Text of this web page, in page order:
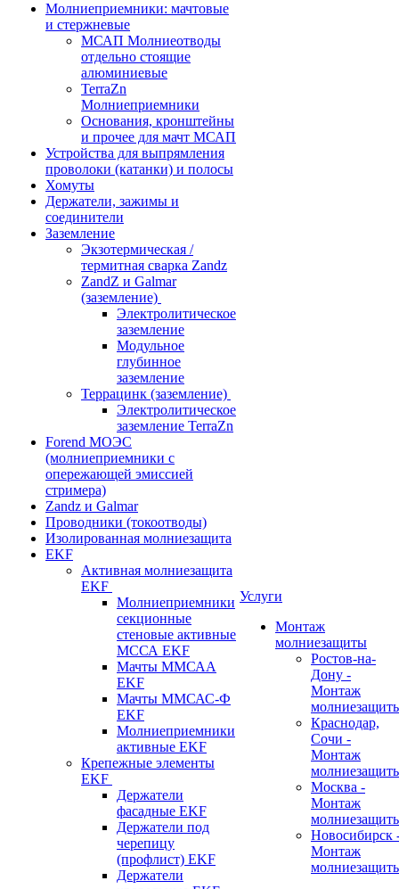
Молниеприемники: мачтовые
и стержневые
МСАП Молниеотводы
отдельно стоящие
алюминиевые
TerraZn
Молниеприемники
Основания, кронштейны
и прочее для мачт МСАП
Устройства для выпрямления
проволоки (катанки) и полосы
Хомуты
Держатели, зажимы и
соединители
Заземление
Экзотермическая /
термитная сварка Zandz
ZandZ и Galmar
(заземление)
Электролитическое
заземление
Модульное
глубинное
заземление
Террацинк (заземление)
Электролитическое
заземление TerraZn
Forend МОЭС
(молниеприемники с
опережающей эмиссией
стримера)
Zandz и Galmar
Проводники (токоотводы)
Изолированная молниезащита
EKF
Активная молниезащита
EKF
Молниеприемники
секционные
стеновые активные
МССА EKF
Мачты ММСАА
EKF
Мачты ММСАС-Ф
EKF
Молниеприемники
активные EKF
Крепежные элементы
EKF
Держатели
фасадные EKF
Держатели под
черепицу
(профлист) EKF
Держатели
Услуги
Монтаж
молниезащиты
Ростов-на-
Дону -
Монтаж
Краснодар,
Сочи -
Монтаж
Москва -
Монтаж
Новосибирск
Монтаж